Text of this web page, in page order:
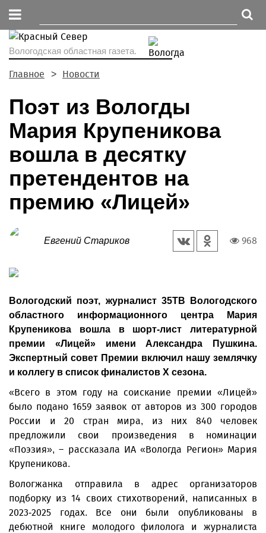
Вологодская областная газета.
Главное Новости
Поэт из Вологды
Мария Крупеникова
вошла в десятку
претендентов на
премию «Лицей»
Евгений Стариков 968
Вологодский поэт, журналист 35ТВ Вологодского
областного информационного центра Мария
Крупеникова вошла в шорт-лист литературной
премии «Лицей» имени Александра Пушкина.
Экспертный совет Премии включил нашу землячку
и коллегу в список финалистов X сезона.
«Всего в этом году на соискание премии «Лицей»
было подано 1659 заявок от авторов из 300 городов
России и 20 стран мира, из них 840 человек
предложили свои произведения в номинации
«Поэзия», – рассказала ИА «Вологда Регион» Мария
Крупеникова.
Вологжанка отправила в адрес организаторов
подборку из 14 своих стихотворений, написанных в
2023-2025 годах. Все они были опубликованы в
дебютной книге молодого филолога и журналиста